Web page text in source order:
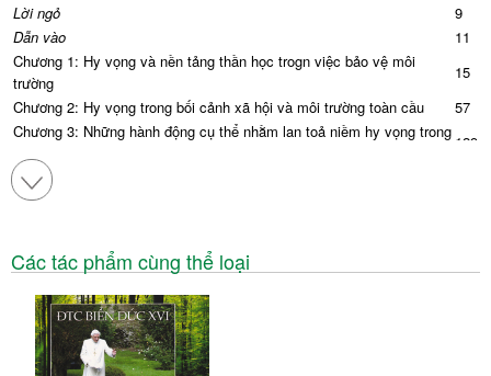
Lời ngỏ
9
Dẫn vào
11
Chương 1: Hy vọng và nền tảng thần học trogn việc bảo vệ môi
trường
15
Chương 2: Hy vọng trong bối cảnh xã hội và môi trường toàn cầu
57
Chương 3: Những hành động cụ thể nhằm lan toả niềm hy vọng trong
129
Chương 4: Hy vọng: Động lực đổi mới Ngôi Nhà Chung
Kết luận
Các tác phẩm cùng thể loại